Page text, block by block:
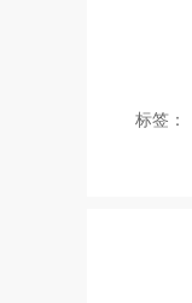
标签：